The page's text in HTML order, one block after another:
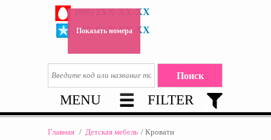
2XX-XX-XX
(067) 6XX-XX-XX
Показать номера
MENU FILTER
Главная / Детская мебель / Кровати